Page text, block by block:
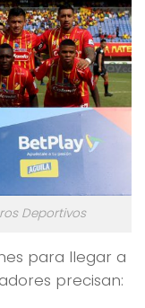
Deportivos
para llegar a
precisan: